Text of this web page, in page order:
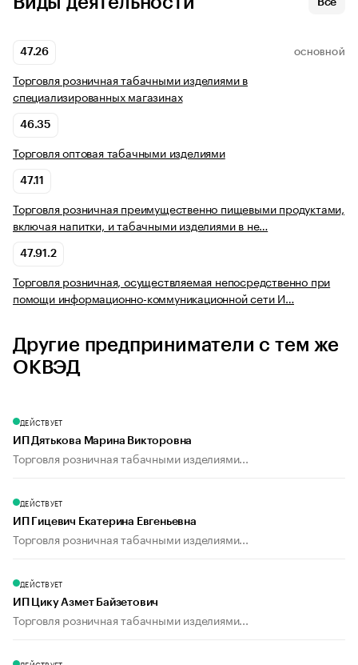
Все
47.26 ОСНОВНОЙ
Торговля розничная табачными изделиями в
специализированных магазинах
46.35
Торговля оптовая табачными изделиями
47.11
Торговля розничная преимущественно пищевыми продуктами,
включая напитки, и табачными изделиями в не…
47.91.2
Торговля розничная, осуществляемая непосредственно при
помощи информационно-коммуникационной сети И…
Другие предприниматели с тем же
ОКВЭД
ДЕЙСТВУЕТ
ИП Дятькова Марина Викторовна
Торговля розничная табачными изделиями...
ДЕЙСТВУЕТ
ИП Гицевич Екатерина Евгеньевна
Торговля розничная табачными изделиями...
ДЕЙСТВУЕТ
ИП Цику Азмет Байзетович
Торговля розничная табачными изделиями...